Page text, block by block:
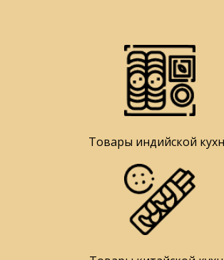
Товары индийской